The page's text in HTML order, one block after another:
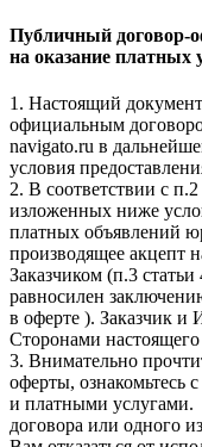
Публичный договор-
на оказание платных
1. Настоящий
официальным
navigato.ru в
условия
2. В соответствии с
изложенных ниже
платных объявлений
производящее акцепт
Заказчиком (п.3
равносилен
в оферте ). Заказчик и
Сторонами настоящего
3. Внимательно
оферты, ознакомьтесь
и платными услугами.
договора или одного